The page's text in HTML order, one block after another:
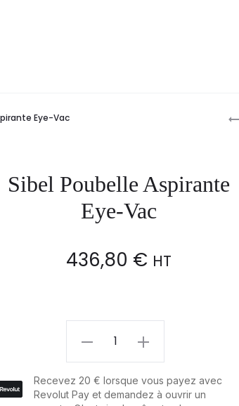
Eye-Vac
Sibel Poubelle Aspirante
Eye-Vac
436,80 € HT
Aspirante
Eye-